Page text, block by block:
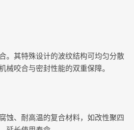
。其特殊设计的波纹结构可均匀分散
咬合与密封性能的双重保障。
蚀、耐高温的复合材料，如改性聚四